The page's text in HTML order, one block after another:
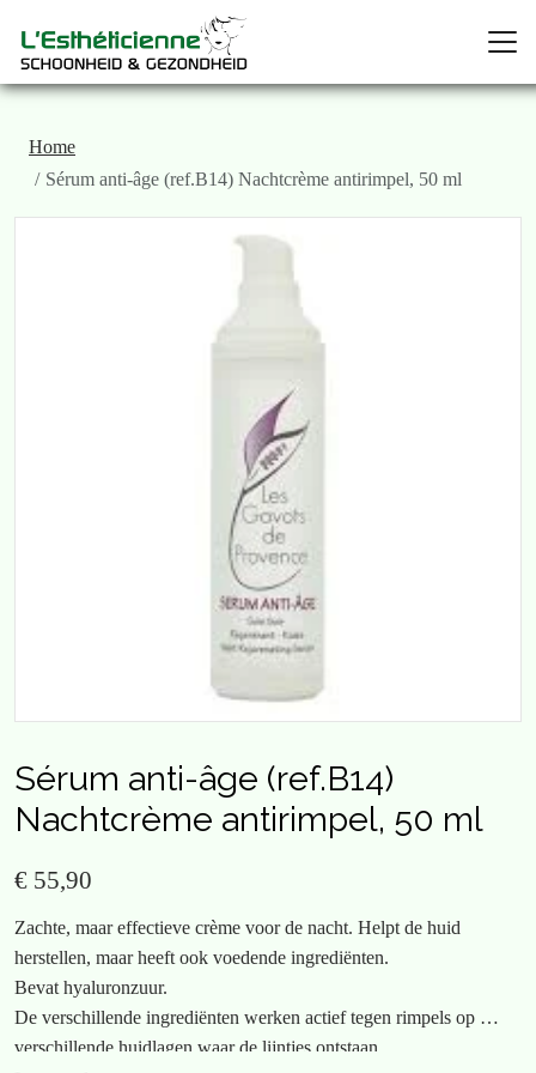
Home
Sérum anti-âge (ref.B14) Nachtcrème antirimpel, 50 ml
Sérum anti-âge (ref.B14)
Nachtcrème antirimpel, 50 ml
€ 55,90
Zachte, maar effectieve crème voor de nacht. Helpt de huid
herstellen, maar heeft ook voedende ingrediënten.
Bevat hyaluronzuur.
De verschillende ingrediënten werken actief tegen rimpels op de
verschillende huidlagen waar de lijntjes ontstaan.